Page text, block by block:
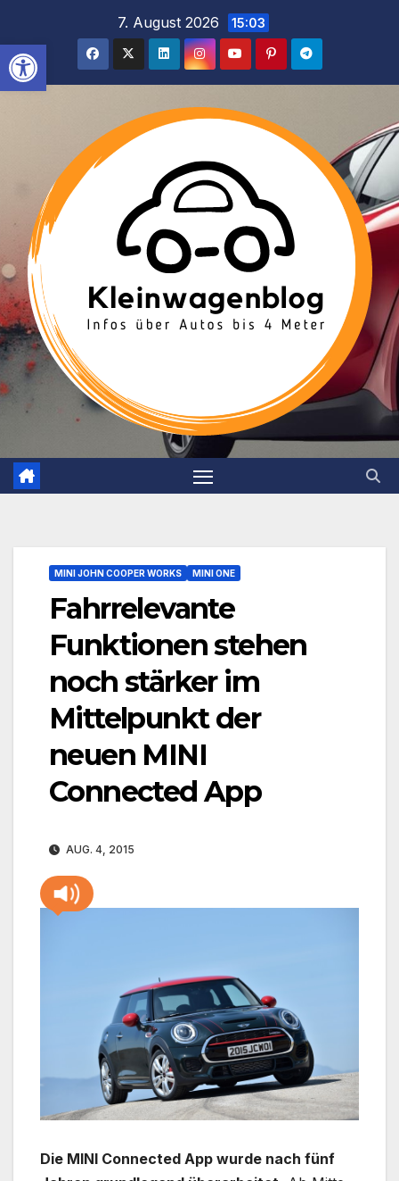
Werkzeugleiste öffnen
springen
7. August 2026 15:03
MINI JOHN COOPER WORKS MINI ONE
Fahrrelevante
Funktionen stehen
noch stärker im
Mittelpunkt der
neuen MINI
Connected App
AUG. 4, 2015
Die MINI Connected App wurde nach fünf